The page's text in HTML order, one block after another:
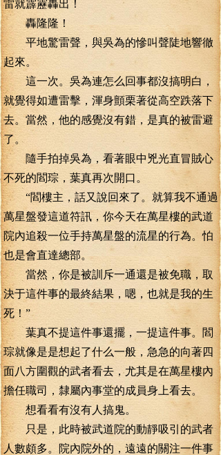
雷就霹靂轟出！
轟隆隆！
平地驚雷聲，與吳為的慘叫聲陡地響徹
起來。
這一次。吳為連怎么回事都沒搞明白，
就覺得如遭雷擊，渾身顫栗著從高空跌落下
去。當然，他的感覺沒有錯，是真的被雷避
了。
隨手拍掉吳為，看著眼中兇光直冒賊心
不死的閻琮，葉真再次開口。
“閻樓主，話又說回來了。就算我不通過
萬星盤發這道符訊，你今天在萬星樓的武道
院內追殺一位手持萬星盤的流星的行為。怕
也是會直達總部。
當然，你是被訓斥一通還是被免職，取
決于這件事的最終結果，嗯，也就是我的生
死！”
葉真不提這件事還擺，一提這件事。閻
琮就像是是想起了什么一般，急急的向著四
面八方圍觀的武者看去，尤其是在萬星樓內
擔任職司，隸屬內事堂的成員身上看去。
想看看有沒有人搞鬼。
只是，此時被武道院的動靜吸引的武者
人數頗多。院內院外的，遠遠的關注一件事